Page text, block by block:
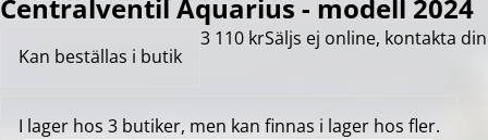
Centralventil Aquarius - modell 2024
Kan beställas i butik
3 110 krSäljs ej online, kontakta
I lager hos 3 butiker, men kan finnas i lager hos fler.